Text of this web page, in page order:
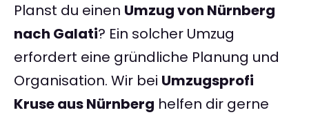
Planst du einen Umzug von Nürnberg
nach Galati? Ein solcher Umzug
erfordert eine gründliche Planung und
Organisation. Wir bei Umzugsprofi
Kruse aus Nürnberg helfen dir gerne